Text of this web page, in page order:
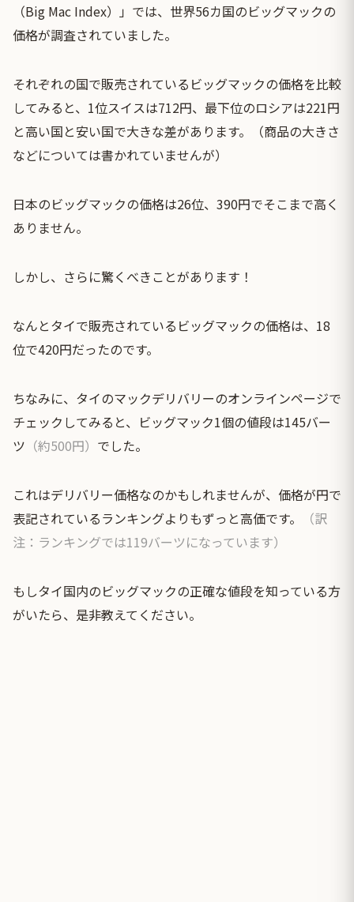
（Big Mac Index）」では、世界56カ国のビッグマックの
価格が調査されていました。
それぞれの国で販売されているビッグマックの価格を比較
してみると、1位スイスは712円、最下位のロシアは221円
と高い国と安い国で大きな差があります。（商品の大きさ
などについては書かれていませんが）
日本のビッグマックの価格は26位、390円でそこまで高く
ありません。
しかし、さらに驚くべきことがあります！
なんとタイで販売されているビッグマックの価格は、18
位で420円だったのです。
ちなみに、タイのマックデリバリーのオンラインページで
チェックしてみると、ビッグマック1個の値段は145バー
ツ （約500円） でした。
これはデリバリー価格なのかもしれませんが、価格が円で
表記されているランキングよりもずっと高価です。
（訳
注：ランキングでは119バーツになっています）
もしタイ国内のビッグマックの正確な値段を知っている方
がいたら、是非教えてください。